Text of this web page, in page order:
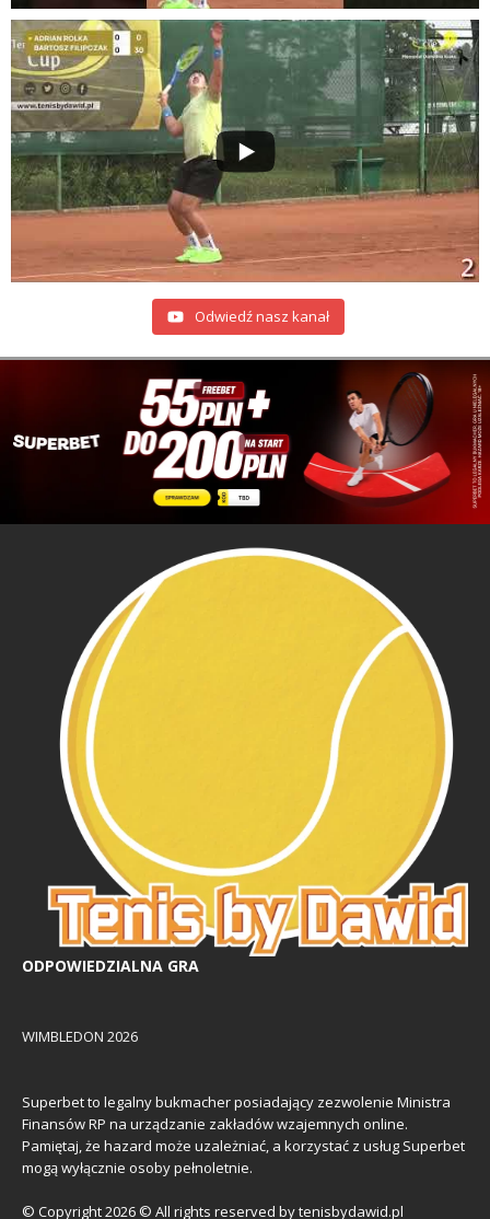
Odwiedź nasz kanał
ODPOWIEDZIALNA GRA
WIMBLEDON 2026
Superbet to legalny bukmacher posiadający zezwolenie Ministra
Finansów RP na urządzanie zakładów wzajemnych online.
Pamiętaj, że hazard może uzależniać, a korzystać z usług Superbet
mogą wyłącznie osoby pełnoletnie.
© Copyright 2026 © All rights reserved by tenisbydawid.pl